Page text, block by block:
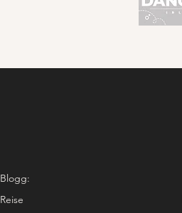
Blogg:
Reise